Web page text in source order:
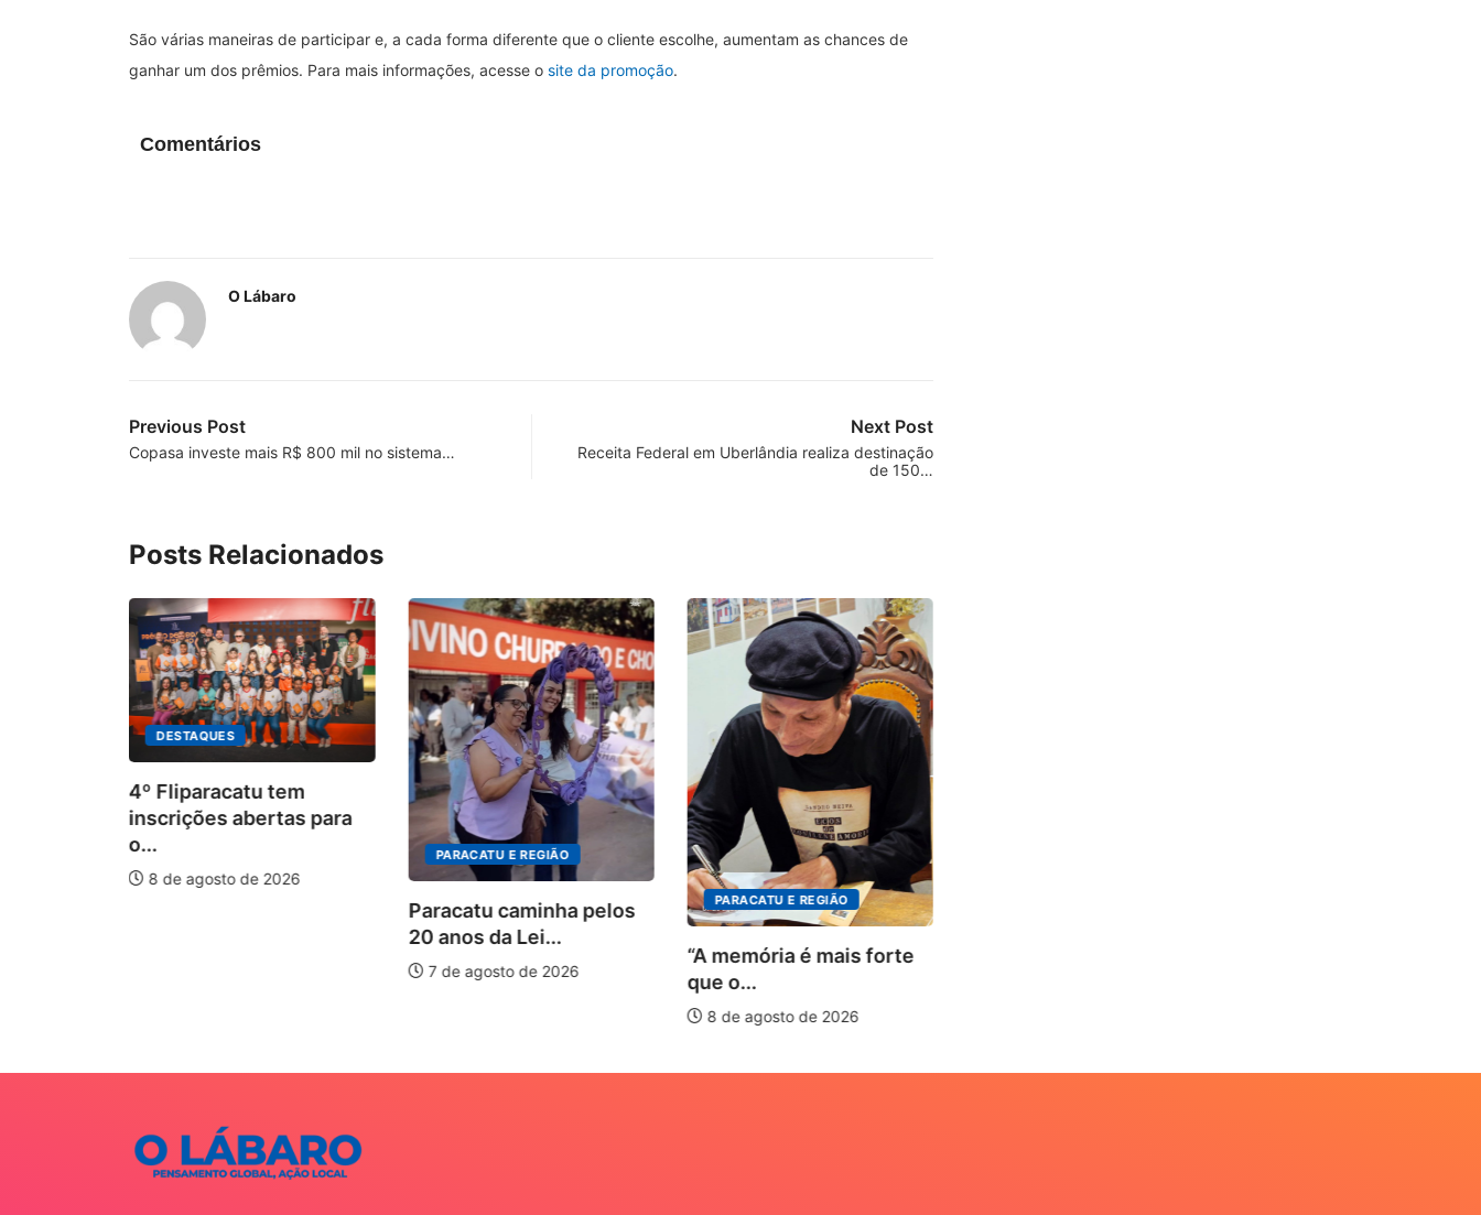
São várias maneiras de participar e, a cada forma diferente que o cliente escolhe, aumentam as chances de
ganhar um dos prêmios. Para mais informações, acesse o site da promoção.
Comentários
O Lábaro
Previous Post
Copasa investe mais R$ 800 mil no sistema…
Next Post
Receita Federal em Uberlândia realiza destinação
de 150…
Posts Relacionados
DESTAQUES
4º Fliparacatu tem
inscrições abertas para
o...
8 de agosto de 2026
PARACATU E REGIÃO
Paracatu caminha pelos
20 anos da Lei...
7 de agosto de 2026
PARACATU E REGIÃO
“A memória é mais forte
que o...
8 de agosto de 2026